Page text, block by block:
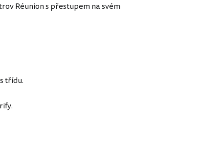
Réunion s přestupem na svém
třídu.